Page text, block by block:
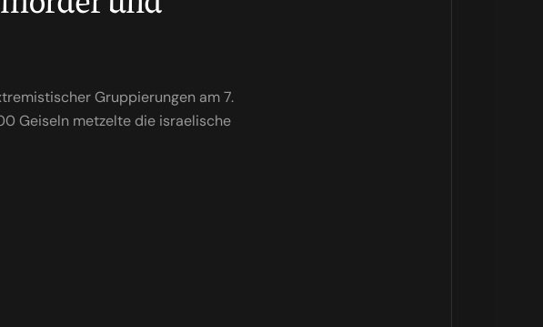
Gruppierungen am 7.
Geiseln metzelte die israelische